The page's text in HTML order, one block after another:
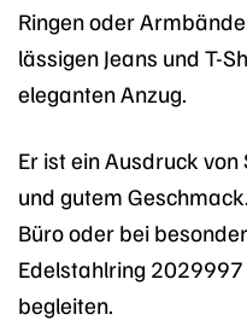
Ringen oder
lässigen Jeans und T-
eleganten Anzug.
Er ist ein Ausdruck
und gutem
Büro oder bei
Edelstahlring
begleiten.